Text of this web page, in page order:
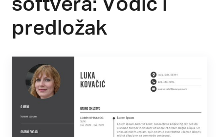
softvera: Vodič i
predložak